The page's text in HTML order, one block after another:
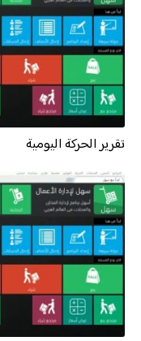
تقرير الحركة اليومية